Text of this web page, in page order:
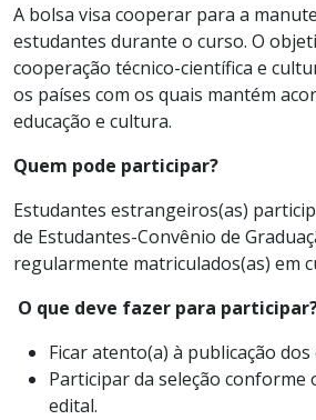
A bolsa visa cooperar para a
estudantes durante o curso. O
cooperação técnico-científica e
os países com os quais mantém
educação e cultura.
Quem pode participar?
Estudantes estrangeiros(as)
de Estudantes-Convênio de
regularmente matriculados(as) em
O que deve fazer para
Ficar atento(a) à publicação dos
Participar da seleção conforme
edital.